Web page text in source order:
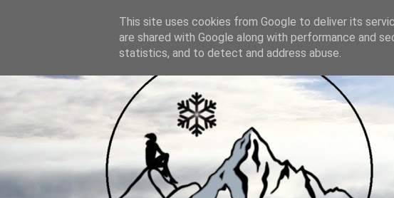
This site uses cookies from Google to deliver its
are shared with Google along with performance and
statistics, and to detect and address abuse.